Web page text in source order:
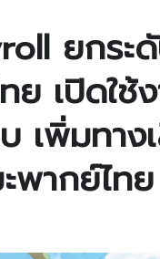
ยกระ
ย เปิดใ
เพิ่มทา
พากย์ไทย